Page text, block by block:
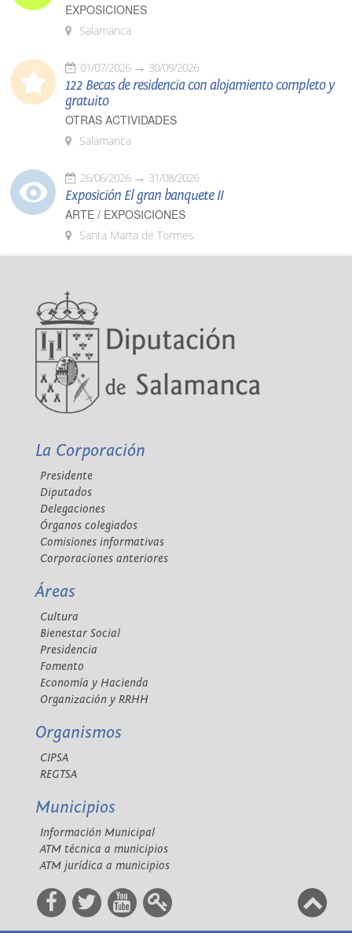
EXPOSICIONES
Salamanca
01/07/2026 30/09/2026
122 Becas de residencia con alojamiento completo y
gratuito
OTRAS ACTIVIDADES
Salamanca
26/06/2026 31/08/2026
Exposición El gran banquete II
ARTE / EXPOSICIONES
Santa Marta de Tormes
La Corporación
Presidente
Diputados
Delegaciones
Órganos colegiados
Comisiones informativas
Corporaciones anteriores
Áreas
Cultura
Bienestar Social
Presidencia
Fomento
Economía y Hacienda
Organización y RRHH
Organismos
CIPSA
REGTSA
Municipios
Información Municipal
ATM técnica a municipios
ATM jurídica a municipios